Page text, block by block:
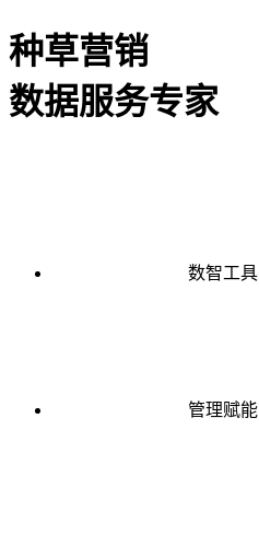
种草营销
数据服务专家
数智工具
管理赋能